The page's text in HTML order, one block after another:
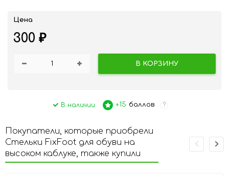
Цена
300 ₽
В КОРЗИНУ
+15 баллов ?
В наличии
Покупатели, которые приобрели
Стельки FixFoot для обуви на
высоком каблуке, также купили